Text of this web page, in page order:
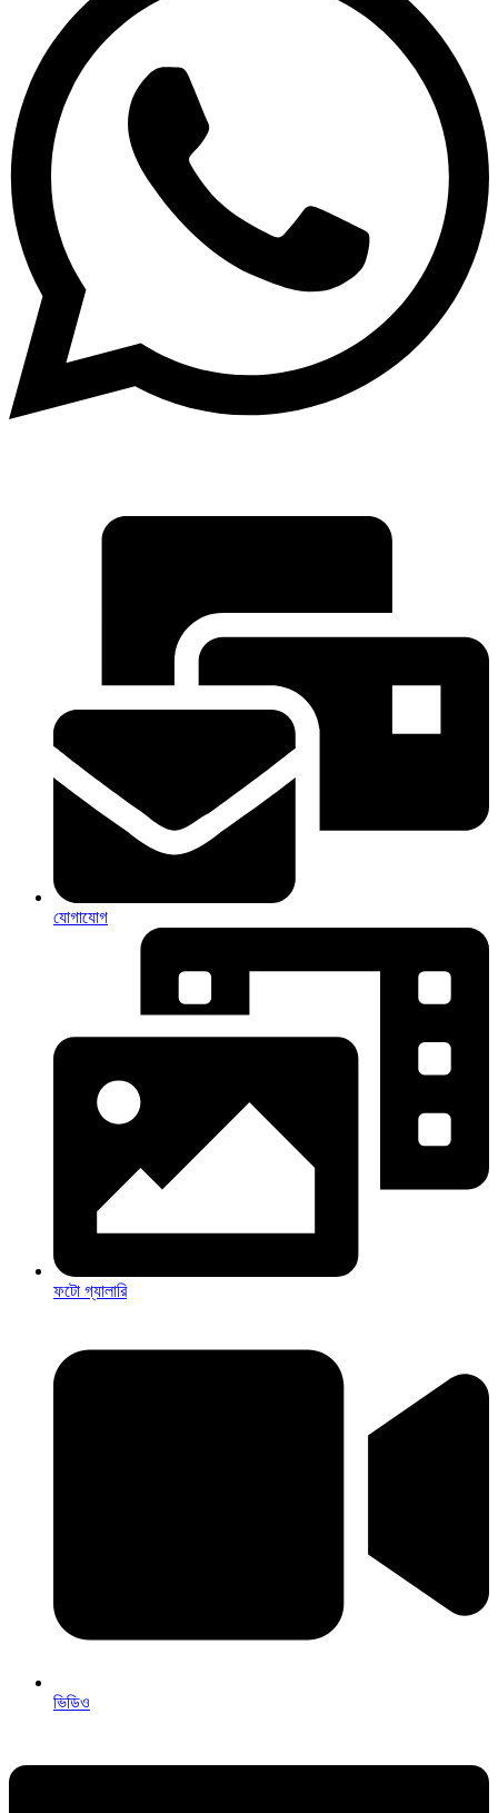
যোগাযোগ
ফটো গ্যালারি
ভিডিও